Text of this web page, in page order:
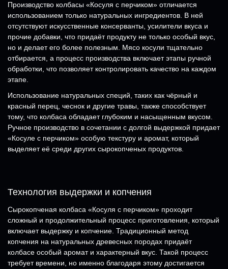
Производство колбасы «Косуля с перчиком» отличается
использованием только натуральных ингредиентов. В ней
отсутствуют искусственные консерванты, усилители вкуса и
прочие добавки, что придаёт продукту не только особый вкус,
но и делает его более полезным. Мясо косули тщательно
отбирается, а процесс производства включает этапы ручной
обработки, что позволяет контролировать качество на каждом
этапе.
Использование натуральных специй, таких как чёрный и
красный перец, чеснок и другие травы, также способствует
тому, что колбаса обладает глубоким и насыщенным вкусом.
Ручное производство в сочетании с долгой выдержкой придает
«Косуле с перчиком» особую текстуру и аромат, который
выделяет её среди других сырокопченых продуктов.
Технология выдержки и копчения
Сырокопченая колбаса «Косуля с перчиком» проходит
сложный и продолжительный процесс приготовления, который
включает выдержку и копчение. Традиционный метод
копчения на натуральных древесных породах придаёт
колбасе особый аромат и характерный вкус. Такой процесс
требует времени, но именно благодаря этому достигается